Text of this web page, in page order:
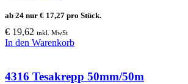
ab 24 nur € 17,27 pro Stück.
€ 19,62 inkl. MwSt
In den Warenkorb
4316 Tesakrepp 50mm/50m